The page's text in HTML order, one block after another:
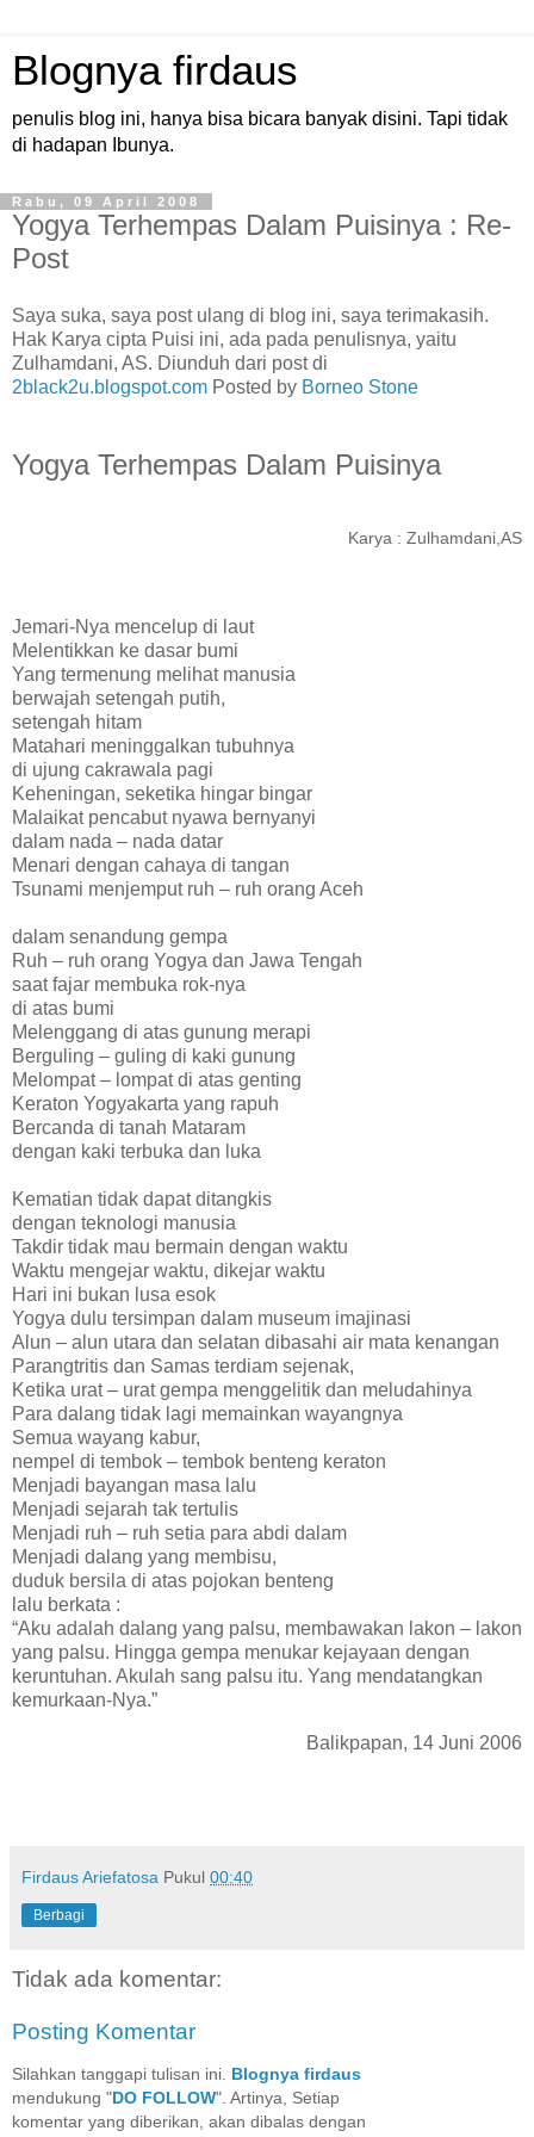
Blognya firdaus
penulis blog ini, hanya bisa bicara banyak disini. Tapi tidak
di hadapan Ibunya.
Rabu, 09 April 2008
Yogya Terhempas Dalam Puisinya : Re-
Post
Saya suka, saya post ulang di blog ini, saya terimakasih.
Hak Karya cipta Puisi ini, ada pada penulisnya, yaitu
Zulhamdani, AS. Diunduh dari post di
2black2u.blogspot.com Posted by Borneo Stone
Yogya Terhempas Dalam Puisinya
Karya : Zulhamdani,AS
Jemari-Nya mencelup di laut
Melentikkan ke dasar bumi
Yang termenung melihat manusia
berwajah setengah putih,
setengah hitam
Matahari meninggalkan tubuhnya
di ujung cakrawala pagi
Keheningan, seketika hingar bingar
Malaikat pencabut nyawa bernyanyi
dalam nada – nada datar
Menari dengan cahaya di tangan
Tsunami menjemput ruh – ruh orang Aceh
dalam senandung gempa
Ruh – ruh orang Yogya dan Jawa Tengah
saat fajar membuka rok-nya
di atas bumi
Melenggang di atas gunung merapi
Berguling – guling di kaki gunung
Melompat – lompat di atas genting
Keraton Yogyakarta yang rapuh
Bercanda di tanah Mataram
dengan kaki terbuka dan luka
Kematian tidak dapat ditangkis
dengan teknologi manusia
Takdir tidak mau bermain dengan waktu
Waktu mengejar waktu, dikejar waktu
Hari ini bukan lusa esok
Yogya dulu tersimpan dalam museum imajinasi
Alun – alun utara dan selatan dibasahi air mata kenangan
Parangtritis dan Samas terdiam sejenak,
Ketika urat – urat gempa menggelitik dan meludahinya
Para dalang tidak lagi memainkan wayangnya
Semua wayang kabur,
nempel di tembok – tembok benteng keraton
Menjadi bayangan masa lalu
Menjadi sejarah tak tertulis
Menjadi ruh – ruh setia para abdi dalam
Menjadi dalang yang membisu,
duduk bersila di atas pojokan benteng
lalu berkata :
“Aku adalah dalang yang palsu, membawakan lakon – lakon
yang palsu. Hingga gempa menukar kejayaan dengan
keruntuhan. Akulah sang palsu itu. Yang mendatangkan
kemurkaan-Nya.”
Balikpapan, 14 Juni 2006
Firdaus Ariefatosa Pukul 00:40
Berbagi
Tidak ada komentar:
Posting Komentar
Silahkan tanggapi tulisan ini. Blognya firdaus
mendukung "DO FOLLOW". Artinya, Setiap
komentar yang diberikan, akan dibalas dengan